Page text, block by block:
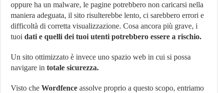
oppure ha un malware, le pagine potrebbero non caricarsi nella
maniera adeguata, il sito risulterebbe lento, ci sarebbero errori e
difficoltà di corretta visualizzazione. Cosa ancora più grave, i
tuoidati e quelli dei tuoi utenti potrebbero essere a rischio.
Un sito ottimizzato è invece uno spazio web in cui si possa
navigare intotale sicurezza.
Visto cheWordfence assolve proprio a questo scopo, entriamo